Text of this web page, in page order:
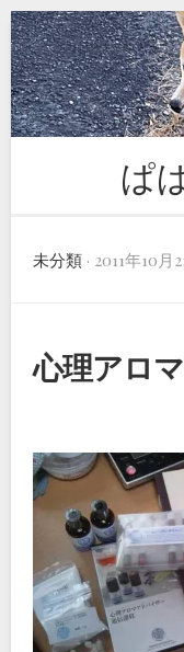
Skip
to
content
ぱ
未分類 · 2011年10月
心理アロ